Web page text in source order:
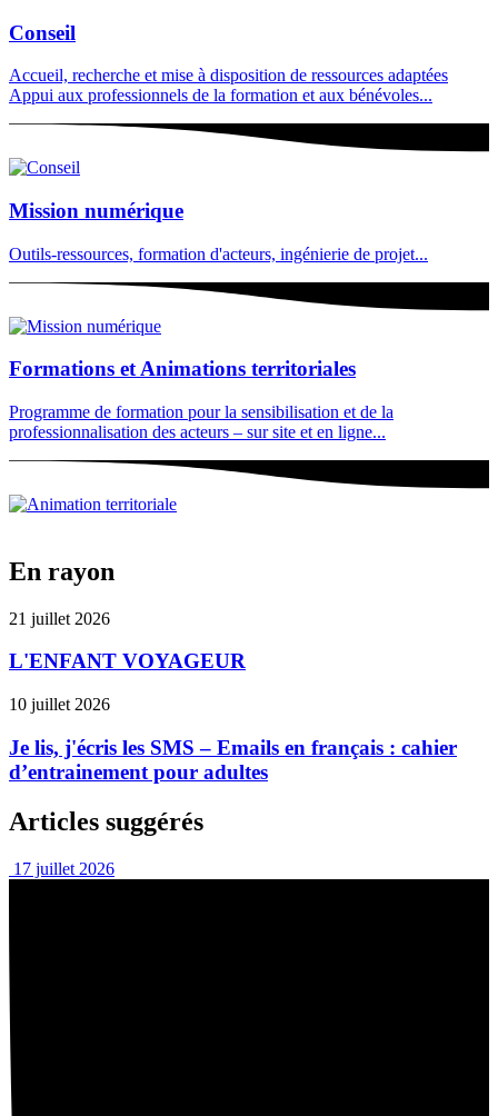
Conseil
Accueil, recherche et mise à disposition de ressources adaptées
Appui aux professionnels de la formation et aux bénévoles...
Mission numérique
Outils-ressources, formation d'acteurs, ingénierie de projet...
Formations et Animations territoriales
Programme de formation pour la sensibilisation et de la
professionnalisation des acteurs – sur site et en ligne...
En rayon
21 juillet 2026
L'ENFANT VOYAGEUR
10 juillet 2026
Je lis, j'écris les SMS – Emails en français : cahier
d’entrainement pour adultes
Articles suggérés
17 juillet 2026